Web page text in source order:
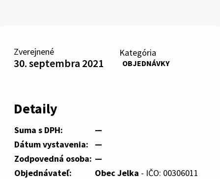
Zverejnené
30. septembra 2021
Kategória
OBJEDNÁVKY
Detaily
Suma s DPH:
—
Dátum vystavenia:
—
Zodpovedná osoba: —
Objednávateľ:
Obec Jelka - IČO: 00306011